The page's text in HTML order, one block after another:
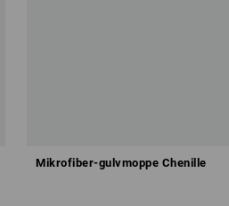
Mikrofiber-gulvmoppe Chenille